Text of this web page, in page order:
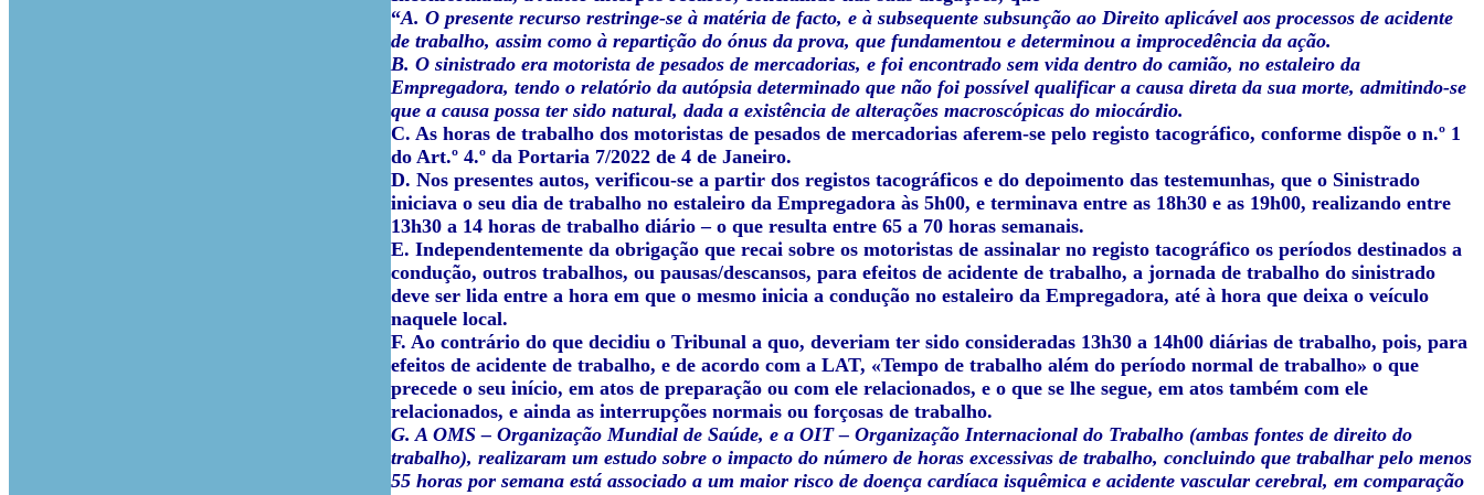
“A. O presente recurso restringe-se à matéria de facto, e à subsequente subsunção ao Direito aplicável aos processos de acidente
de trabalho, assim como à repartição do ónus da prova, que fundamentou e determinou a improcedência da ação.
B. O sinistrado era motorista de pesados de mercadorias, e foi encontrado sem vida dentro do camião, no estaleiro da
Empregadora, tendo o relatório da autópsia determinado que não foi possível qualificar a causa direta da sua morte, admitindo-se
que a causa possa ter sido natural, dada a existência de alterações macroscópicas do miocárdio.
C. As horas de trabalho dos motoristas de pesados de mercadorias aferem-se pelo registo tacográfico, conforme dispõe o n.º 1
do Art.º 4.º da Portaria 7/2022 de 4 de Janeiro.
D. Nos presentes autos, verificou-se a partir dos registos tacográficos e do depoimento das testemunhas, que o Sinistrado
iniciava o seu dia de trabalho no estaleiro da Empregadora às 5h00, e terminava entre as 18h30 e as 19h00, realizando entre
13h30 a 14 horas de trabalho diário – o que resulta entre 65 a 70 horas semanais.
E. Independentemente da obrigação que recai sobre os motoristas de assinalar no registo tacográfico os períodos destinados a
condução, outros trabalhos, ou pausas/descansos, para efeitos de acidente de trabalho, a jornada de trabalho do sinistrado
deve ser lida entre a hora em que o mesmo inicia a condução no estaleiro da Empregadora, até à hora que deixa o veículo
naquele local.
F. Ao contrário do que decidiu o Tribunal a quo, deveriam ter sido consideradas 13h30 a 14h00 diárias de trabalho, pois, para
efeitos de acidente de trabalho, e de acordo com a LAT, «Tempo de trabalho além do período normal de trabalho» o que
precede o seu início, em atos de preparação ou com ele relacionados, e o que se lhe segue, em atos também com ele
relacionados, e ainda as interrupções normais ou forçosas de trabalho.
G. A OMS – Organização Mundial de Saúde, e a OIT – Organização Internacional do Trabalho (ambas fontes de direito do
trabalho), realizaram um estudo sobre o impacto do número de horas excessivas de trabalho, concluindo que trabalhar pelo menos
55 horas por semana está associado a um maior risco de doença cardíaca isquêmica e acidente vascular cerebral, em comparação